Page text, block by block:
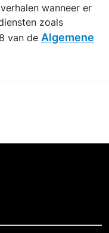
wanneer er
zoals
van de Algemene